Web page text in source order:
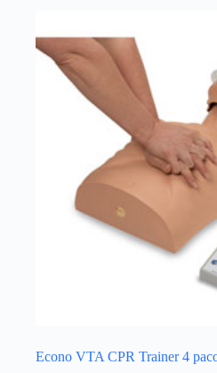
Econo VTA CPR Trainer 4